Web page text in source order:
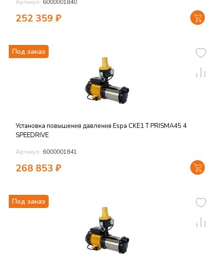
Артикул: 6000001840
252 359 ₽
Под заказ
Установка повышения давления Espa CKE1 T PRISMA45 4
SPEEDRIVE
Артикул: 6000001841
268 853 ₽
Под заказ